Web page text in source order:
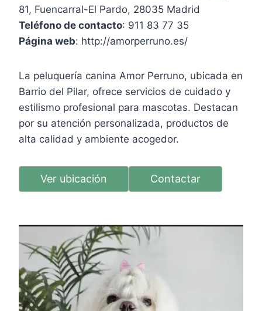
81, Fuencarral-El Pardo, 28035 Madrid
Teléfono de contacto: 911 83 77 35
Página web: http://amorperruno.es/
La peluquería canina Amor Perruno, ubicada en
Barrio del Pilar, ofrece servicios de cuidado y
estilismo profesional para mascotas. Destacan
por su atención personalizada, productos de
alta calidad y ambiente acogedor.
Ver ubicación Contactar